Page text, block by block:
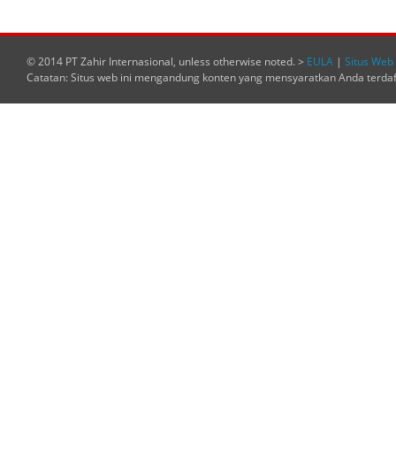
© 2014 PT Zahir Internasional, unless otherwise noted. > EULA | Situs
Catatan: Situs web ini mengandung konten yang mensyaratkan Anda